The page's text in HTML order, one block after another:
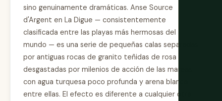
sino genuinamente dramáticas. Anse Source
d'Argent en La Digue — consistentemente
clasificada entre las playas más hermosas del
mundo — es una serie de pequeñas calas separadas
por antiguas rocas de granito teñidas de rosa
desgastadas por milenios de acción de las mareas,
con agua turquesa poco profunda y arena blanca
entre ellas. El efecto es diferente a cualquier otra